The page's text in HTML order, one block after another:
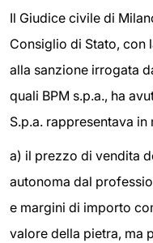
Il Giudice civile di
Consiglio di Stato, con
alla sanzione irrogata
quali BPM s.p.a., ha
S.p.a. rappresentava
a) il prezzo di vendita
autonoma dal
e margini di importo
valore della pietra, ma